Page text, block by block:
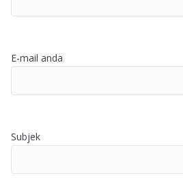
E-mail anda
Subjek